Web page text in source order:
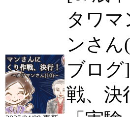
タワ
ンさん
ブログ
戦、決